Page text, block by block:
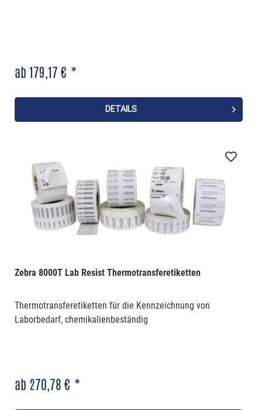
ab 179,17 € *
DETAILS
Zebra 8000T Lab Resist Thermotransferetiketten
Thermotransferetiketten für die Kennzeichnung von
Laborbedarf, chemikalienbeständig
ab 270,78 € *